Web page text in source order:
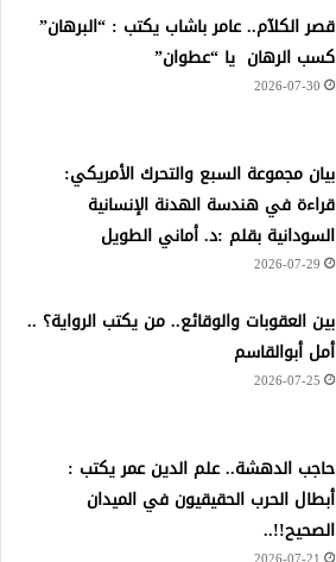
قصر الكلآم.. عامر باشاب يكتب : “البرهان”
كسب الرهان يا “عطوان”
2026-07-30
بيان مجموعة السبع والتحرك الأمريكي:
قراءة في هندسة الهدنة الإنسانية
السودانية بقلم :د. أماني الطويل
2026-07-29
بين العقوبات والوقائع.. من يكتب الرواية؟ ..
أمل أبوالقاسم
2026-07-25
حاجب الدهشة.. علم الدين عمر يكتب :
أبطال الحرب الحقيقيون في الميدان
الصحيح!!..